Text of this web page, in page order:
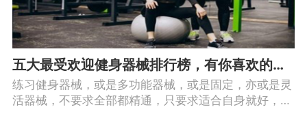
五大最受欢迎健身器械排行榜，有你喜欢的吗？
练习健身器械，或是多功能器械，或是固定，亦或是灵
活器械，不要求全部都精通，只要求适合自身就好，要